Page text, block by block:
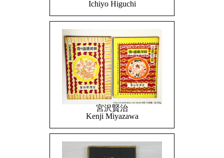
Ichiyo Higuchi
宮沢賢治
Kenji Miyazawa